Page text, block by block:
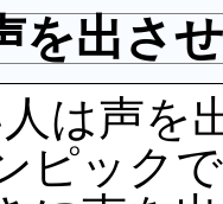
を出さ
は声を
ピック